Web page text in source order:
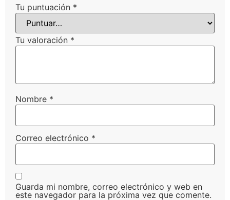
Tu puntuación *
Tu valoración *
Nombre *
Correo electrónico *
Guarda mi nombre, correo electrónico y web en
este navegador para la próxima vez que comente.